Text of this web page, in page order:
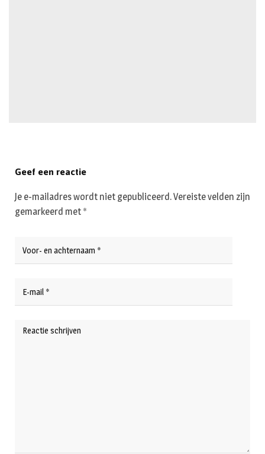
Geef een reactie
Je e-mailadres wordt niet gepubliceerd.Vereiste velden zijn
gemarkeerd met *